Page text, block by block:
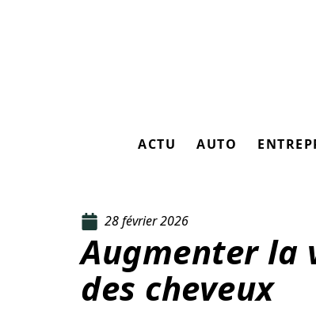
ACTU AUTO
28 février 2026
Augmenter la
des cheveux